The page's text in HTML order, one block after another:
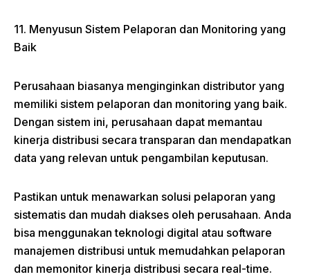
11. Menyusun Sistem Pelaporan dan Monitoring yang
Baik
Perusahaan biasanya menginginkan distributor yang
memiliki sistem pelaporan dan monitoring yang baik.
Dengan sistem ini, perusahaan dapat memantau
kinerja distribusi secara transparan dan mendapatkan
data yang relevan untuk pengambilan keputusan.
Pastikan untuk menawarkan solusi pelaporan yang
sistematis dan mudah diakses oleh perusahaan. Anda
bisa menggunakan teknologi digital atau software
manajemen distribusi untuk memudahkan pelaporan
dan memonitor kinerja distribusi secara real-time.